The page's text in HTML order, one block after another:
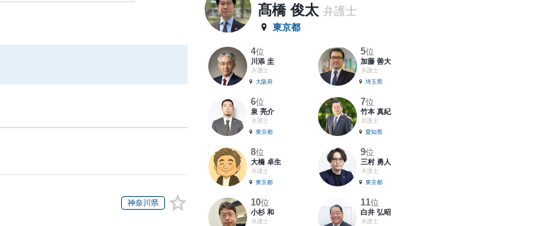
神奈川県
髙橋 俊太 弁護士
東京都
4位
川添 圭
弁護士
大阪府
5位
加藤 善大
弁護士
埼玉県
6位
泉 亮介
弁護士
東京都
7位
竹本 真紀
弁護士
愛知県
8位
大橋 卓生
弁護士
東京都
9位
三村 勇人
弁護士
東京都
10位
小杉 和
弁護士
11位
白井 弘昭
弁護士